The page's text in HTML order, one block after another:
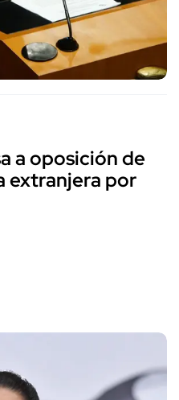
a oposición de
extranjera por